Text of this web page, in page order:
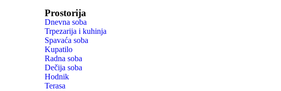
Prostorija
Dnevna soba
Trpezarija i kuhinja
Spavaća soba
Kupatilo
Radna soba
Dečija soba
Hodnik
Terasa